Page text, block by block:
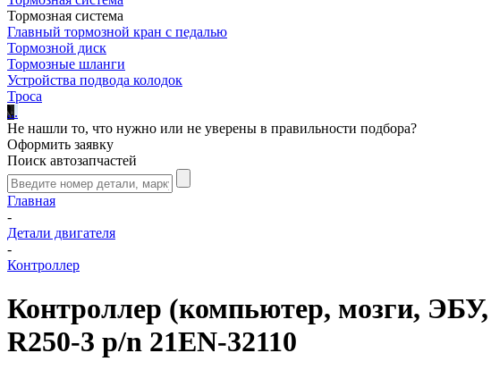
Тормозная система
Главный тормозной кран с педалью
Тормозной диск
Тормозные шланги
Устройства подвода колодок
Троса
...
Не нашли то, что нужно или не уверены в правильности подбора?
Оформить заявку
Поиск автозапчастей
Главная
-
Детали двигателя
-
Контроллер
Контроллер (компьютер, мозги,
R250-3 p/n 21EN-32110